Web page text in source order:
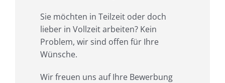
Sie möchten in Teilzeit oder doch
lieber in Vollzeit arbeiten? Kein
Problem, wir sind offen für Ihre
Wünsche.
Wir freuen uns auf Ihre Bewerbung